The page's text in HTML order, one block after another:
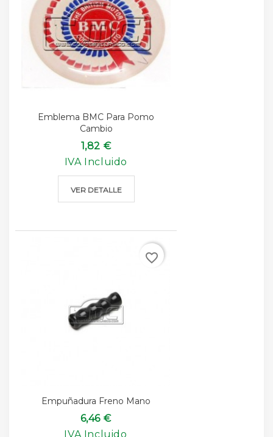
Emblema BMC Para Pomo
Cambio
1,82 €
IVA Incluido
VER DETALLE
Empuñadura Freno Mano
6,46 €
IVA Incluido
favorite_border